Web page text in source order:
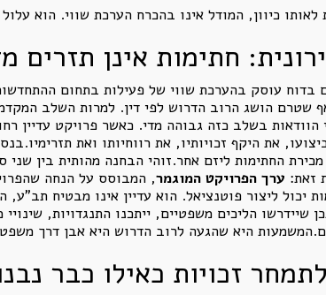
כיוון, המודל אינו בהכרח הערכת שווי. הוא
חתימות אינן תזרים
בדוח עוסק בהערכת שווי של פעילות בתחום
עמד על כ-50%, אף שטרם הושג הרוב הדרוש לפי דין. למרות
הוודאות בשלב כזה גבוהה מדי. כאשר פרויקט עדיין
את היקף זכויותיו, את רווחיותו ואת
החתימות ליזם אחר.זוהי הבחנה מהותית בין שני
זאת: ערך הפרויקט המוגמר, המבוסס על הנחה
יכול ליצור פוטנציאל. הוא עדיין אינו מבטיח
שיידרשו הליכים משפטיים, ייתכנו התנגדויות,
היא שהגעה לרוב הדרוש היא אבן דרך
זכויות כאילו כבר